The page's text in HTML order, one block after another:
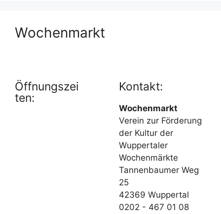
Wochenmarkt
Öffnungszei
ten:
Kontakt:
Wochenmarkt
Verein zur Förderung
der Kultur der
Wuppertaler
Wochenmärkte
Tannenbaumer Weg
25
42369 Wuppertal
0202 - 467 01 08